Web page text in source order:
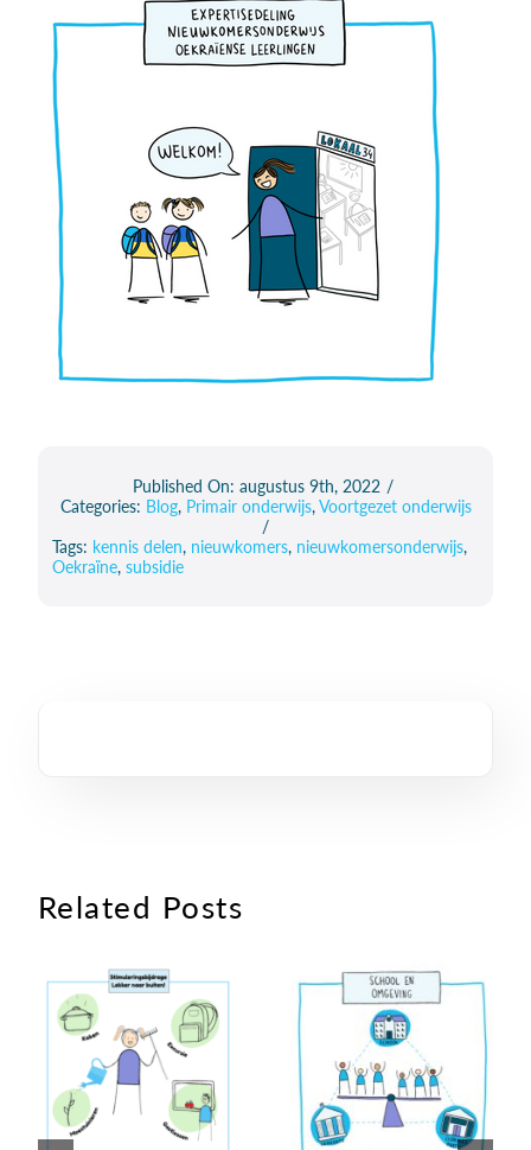
Published On: augustus 9th, 2022 /
Categories: Blog, Primair onderwijs,Voortgezet onderwijs
/
Tags: kennis delen, nieuwkomers, nieuwkomersonderwijs,
Oekraïne, subsidie
Related Posts